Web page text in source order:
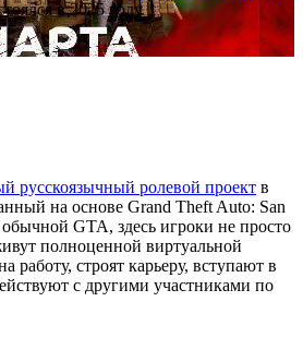
в 2025 году.
русскоязычный ролевой проект в
на основе Grand Theft Auto: San
GTA, здесь игроки не просто
полноценной виртуальной
работу, строят карьеру, вступают в
с другими участниками по